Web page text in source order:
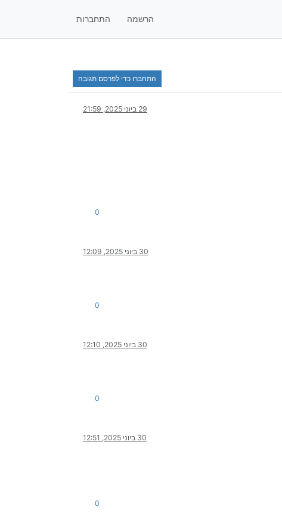
הרשמה התחברות
התחברו כדי לפרסם תגובה
29 ביוני 2025, 21:59
0
30 ביוני 2025, 12:09
0
30 ביוני 2025, 12:10
0
30 ביוני 2025, 12:51
0